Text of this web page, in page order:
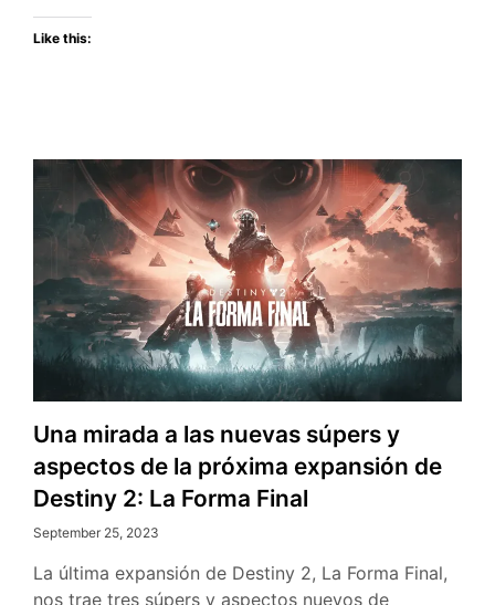
Like this:
Una mirada a las nuevas súpers y
aspectos de la próxima expansión de
Destiny 2: La Forma Final
September 25, 2023
La última expansión de Destiny 2, La Forma Final,
nos trae tres súpers y aspectos nuevos de